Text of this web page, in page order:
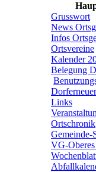
Grusswort
News
Infos
Ortsvereine
Kalender
Belegung
Links
Ortschronik
Gemeinde-
VG-